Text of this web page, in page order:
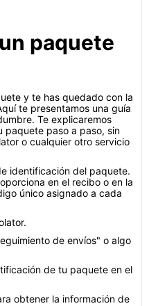
paquete
y te has quedado con la
te presentamos una guía
Te explicaremos
paquete paso a paso, sin
o cualquier otro servicio
identificación del paquete.
en el recibo o en la
único asignado a cada
de envíos" o algo
de tu paquete en el
obtener la información de